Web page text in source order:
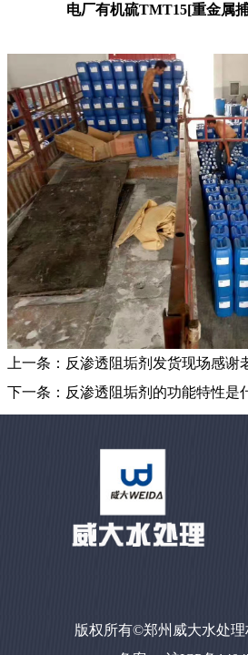
电厂有机硫TMT15[重金属
上一条： 反渗透阻垢剂发货现场感谢
下一条： 反渗透阻垢剂的功能特性是
版权所有©郑州威大水处理